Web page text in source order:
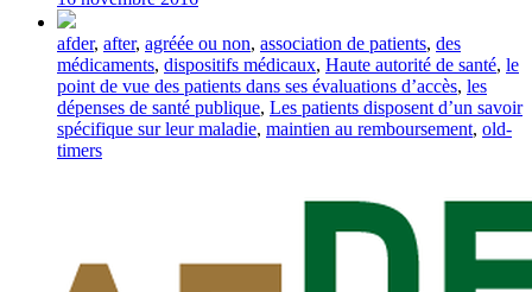
Tagged
with
afder, after, agréée ou non, association de patients, des
médicaments, dispositifs médicaux, Haute autorité de santé, le
point de vue des patients dans ses évaluations d’accès, les
dépenses de santé publique, Les patients disposent d’un savoir
spécifique sur leur maladie, maintien au remboursement, old-
timers